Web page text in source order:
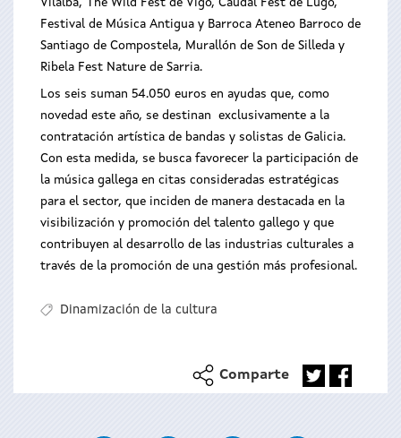
Vilalba, The Wild Fest de Vigo, Caudal Fest de Lugo,
Festival de Música Antigua y Barroca Ateneo Barroco de
Santiago de Compostela, Murallón de Son de Silleda y
Ribela Fest Nature de Sarria.
Los seis suman 54.050 euros en ayudas que, como
novedad este año, se destinan exclusivamente a la
contratación artística de bandas y solistas de Galicia.
Con esta medida, se busca favorecer la participación de
la música gallega en citas consideradas estratégicas
para el sector, que inciden de manera destacada en la
visibilización y promoción del talento gallego y que
contribuyen al desarrollo de las industrias culturales a
través de la promoción de una gestión más profesional.
Dinamización de la cultura
Comparte